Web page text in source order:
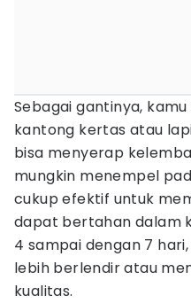
Sebagai gantinya,
kantong kertas atau
bisa menyerap
mungkin menempel
cukup efektif untuk
dapat bertahan dalam
4 sampai dengan 7
lebih berlendir atau
kualitas.